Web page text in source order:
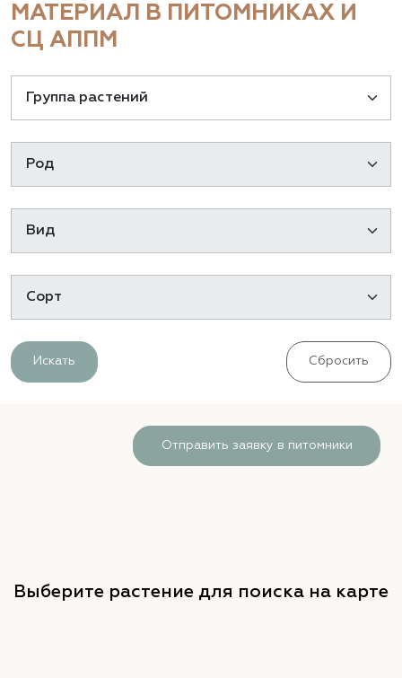
МАТЕРИАЛ В ПИТОМНИКАХ И
СЦ АППМ
Искать Сбросить
Отправить заявку в питомники
Выберите растение для поиска на карте